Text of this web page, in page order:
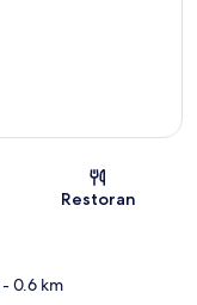
Restoran
- 0.6 km